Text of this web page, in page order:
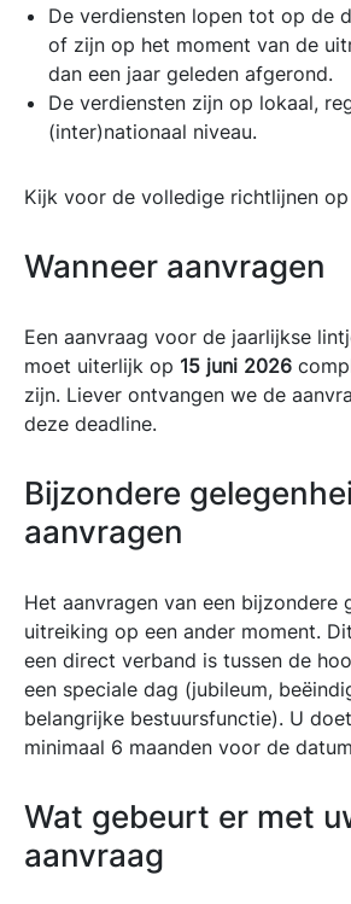
De verdiensten lopen tot op de
of zijn op het moment van de
dan een jaar geleden afgerond.
De verdiensten zijn op lokaal,
(inter)nationaal niveau.
Kijk voor de volledige richtlijnen op
Wanneer aanvragen
Een aanvraag voor de jaarlijkse
moet uiterlijk op 15 juni 2026
zijn. Liever ontvangen we de
deze deadline.
Bijzondere
aanvragen
Het aanvragen van een bijzondere
uitreiking op een ander moment.
een direct verband is tussen de
een speciale dag (jubileum,
belangrijke bestuursfunctie). U
minimaal 6 maanden voor de
Wat gebeurt er met
aanvraag